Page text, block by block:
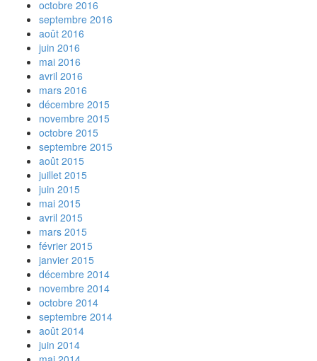
octobre 2016
septembre 2016
août 2016
juin 2016
mai 2016
avril 2016
mars 2016
décembre 2015
novembre 2015
octobre 2015
septembre 2015
août 2015
juillet 2015
juin 2015
mai 2015
avril 2015
mars 2015
février 2015
janvier 2015
décembre 2014
novembre 2014
octobre 2014
septembre 2014
août 2014
juin 2014